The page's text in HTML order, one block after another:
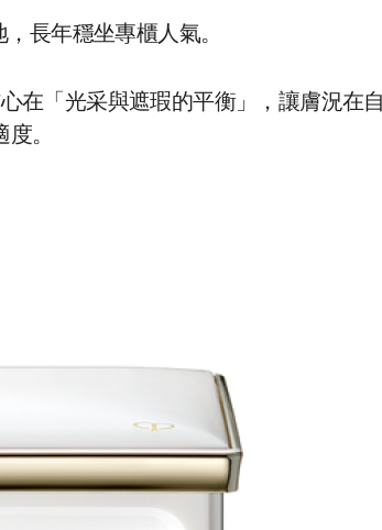
長年穩坐專櫃人氣。
在「光采與遮瑕的平衡」，讓膚況在自
。